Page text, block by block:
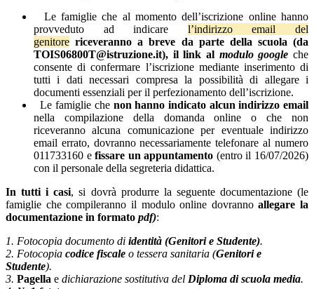
Le famiglie che al momento dell’iscrizione online hanno
provveduto ad indicare l’indirizzo email del
genitore riceveranno a breve da parte della scuola (da
TOIS06800T@istruzione.it), il link al modulo google che
consente di confermare l’iscrizione mediante inserimento di
tutti i dati necessari compresa la possibilità di allegare i
documenti essenziali per il perfezionamento dell’iscrizione.
Le famiglie che non hanno indicato alcun indirizzo email
nella compilazione della domanda online o che non
riceveranno alcuna comunicazione per eventuale indirizzo
email errato, dovranno necessariamente telefonare al numero
011733160 efissare un appuntamento (entro il 16/07/2026)
con il personale della segreteria didattica.
In tutti i casi, si dovrà produrre la seguente documentazione (le
famiglie che compileranno il modulo online dovrannoallegare la
documentazione in formato pdf):
1. Fotocopia documento di identità (Genitori e Studente).
2. Fotocopia codice fiscale o tessera sanitaria (Genitori e
Studente).
3. Pagella e dichiarazione sostitutiva del Diploma di scuola media.